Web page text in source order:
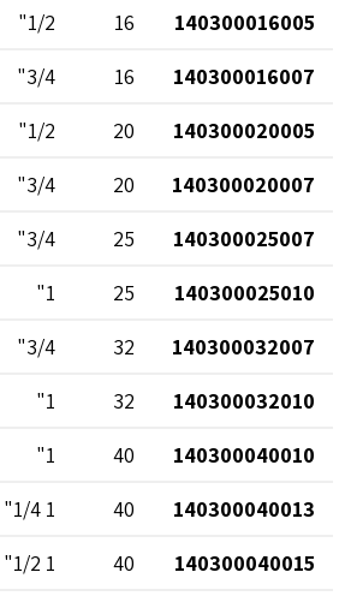
140300016005
16
1/2"
140300016007
16
3/4"
140300020005
20
1/2"
140300020007
20
3/4"
140300025007
25
3/4"
140300025010
25
1"
140300032007
32
3/4"
140300032010
32
1"
140300040010
40
1"
140300040013
40
1 1/4"
140300040015
40
1 1/2"